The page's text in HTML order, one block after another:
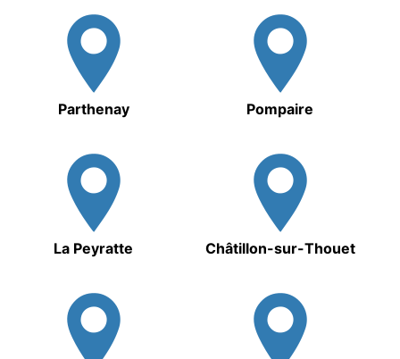
Parthenay Pompaire
La Peyratte Châtillon-sur-Thouet